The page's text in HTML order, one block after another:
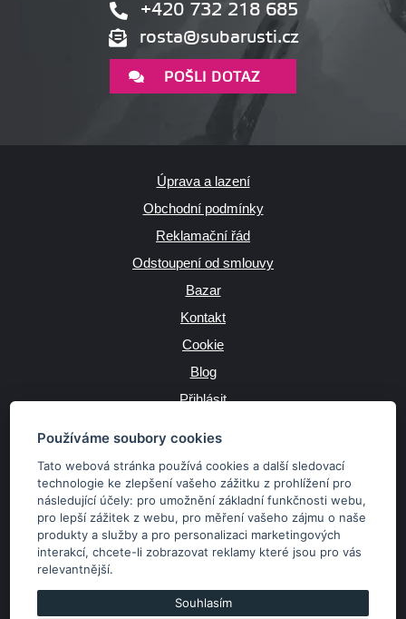
Používáme soubory cookies
Tato webová stránka používá cookies a další sledovací
technologie ke zlepšení vašeho zážitku z prohlížení pro
následující účely: pro umožnění základní funkčnosti webu,
pro lepší zážitek z webu, pro měření vašeho zájmu o naše
produkty a služby a pro personalizaci marketingových
interakcí,chcete-li zobrazovat reklamy které jsou pro vás
relevantnější.
Souhlasím
+420 732 218 685
rosta@subarusti.cz
POŠLI DOTAZ
Úprava a lazení
Obchodní podmínky
Reklamační řád
Odstoupení od smlouvy
Bazar
Kontakt
Cookie
Blog
Přihlásit
JAZYK
Kč €